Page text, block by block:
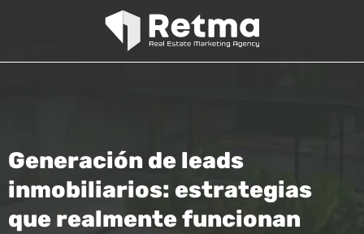
Generación de leads
inmobiliarios: estrategias
que realmente funcionan